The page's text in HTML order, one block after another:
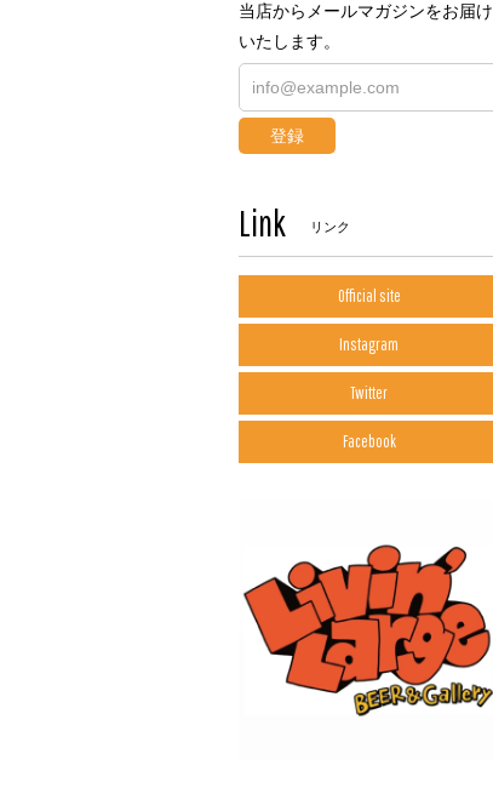
当店からメールマガジンをお届け
いたします。
登録
Link リンク
Official site
Instagram
Twitter
Facebook